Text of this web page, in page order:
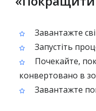
Завантажте
Запустіть
Почекайте,
конвертовано в
Завантажте